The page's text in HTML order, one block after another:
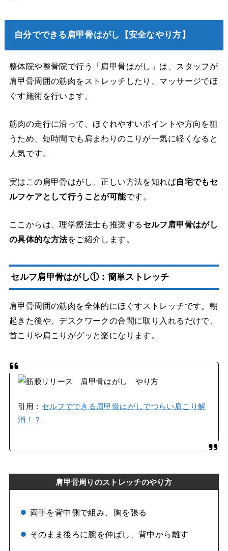
自分でできる肩甲骨はがし【安全なやり方】
整体院や整骨院で行う「肩甲骨はがし」は、スタッフが
肩甲骨周囲の筋肉をストレッチしたり、マッサージでほ
ぐす施術を行います。
筋肉の走行に沿って、ほぐれやすいポイントや方向を狙
うため、短時間でも肩まわりのこりが一気に軽くなると
人気です。
実はこの肩甲骨はがし、正しい方法を知れば自宅でもセ
ルフケアとして行うことが可能です。
ここからは、理学療法士も推奨する セルフ肩甲骨はがし
の具体的な方法をご紹介します。
セルフ肩甲骨はがし①：簡単ストレッチ
肩甲骨周囲の筋肉を全体的にほぐすストレッチです。朝
起きた後や、デスクワークの合間に取り入れるだけで、
首こりや肩こりがグッと楽になります。
引用： セルフでできる肩甲骨はがしでつらい肩こり解
消！？
肩甲骨周りのストレッチのやり方
両手を背中側で組み、胸を張る
そのまま後ろに腕を伸ばし、背中から離す